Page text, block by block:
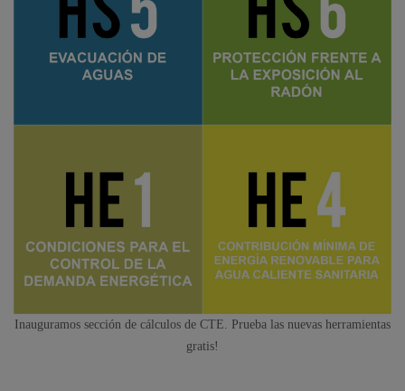
Inauguramos sección de cálculos de CTE. Prueba las nuevas herramientas
gratis!